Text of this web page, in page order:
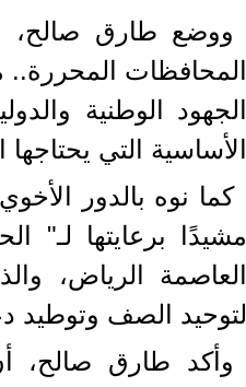
ووضع طارق صالح،
المحافظات المحررة..
الجهود الوطنية
الأساسية التي
كما نوه بالدور
مشيدًا برعايتها لـ"
العاصمة الرياض،
لتوحيد الصف وتوطيد
وأكد طارق صالح،